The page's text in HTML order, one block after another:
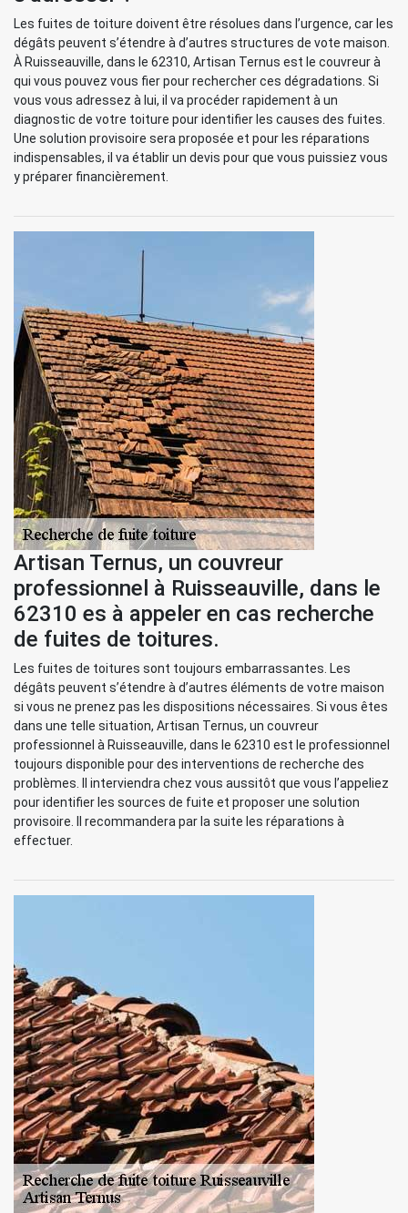
Les fuites de toiture doivent être résolues dans l’urgence, car les
dégâts peuvent s’étendre à d’autres structures de vote maison.
À Ruisseauville, dans le 62310, Artisan Ternus est le couvreur à
qui vous pouvez vous fier pour rechercher ces dégradations. Si
vous vous adressez à lui, il va procéder rapidement à un
diagnostic de votre toiture pour identifier les causes des fuites.
Une solution provisoire sera proposée et pour les réparations
indispensables, il va établir un devis pour que vous puissiez vous
y préparer financièrement.
Artisan Ternus, un couvreur
professionnel à Ruisseauville, dans le
62310 es à appeler en cas recherche
de fuites de toitures.
Les fuites de toitures sont toujours embarrassantes. Les
dégâts peuvent s’étendre à d’autres éléments de votre maison
si vous ne prenez pas les dispositions nécessaires. Si vous êtes
dans une telle situation, Artisan Ternus, un couvreur
professionnel à Ruisseauville, dans le 62310 est le professionnel
toujours disponible pour des interventions de recherche des
problèmes. Il interviendra chez vous aussitôt que vous l’appeliez
pour identifier les sources de fuite et proposer une solution
provisoire. Il recommandera par la suite les réparations à
effectuer.